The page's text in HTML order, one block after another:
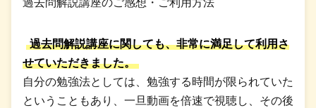
過去問解説講座のご感想・ご利用方法
過去問解説講座に関しても、非常に満足して利用さ
せていただきました。
自分の勉強法としては、勉強する時間が限られていた
ということもあり、一旦動画を倍速で視聴し、その後